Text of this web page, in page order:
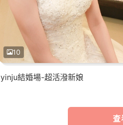
10
yinju結婚場-超活潑新娘
查